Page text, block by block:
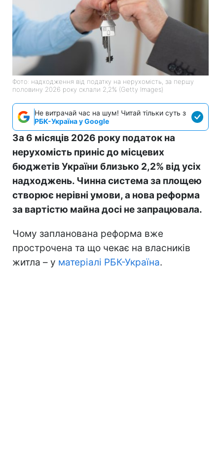
Фото: надходження від податку на нерухомість, за першу
половину 2026 року склали 2,2% (Getty Images)
Не витрачай час на шум! Читай тільки суть з
РБК-Україна у Google
За 6 місяців 2026 року податок на
нерухомість приніс до місцевих
бюджетів України близько 2,2% від усіх
надходжень. Чинна система за площею
створює нерівні умови, а нова реформа
за вартістю майна досі не запрацювала.
Чому запланована реформа вже
прострочена та що чекає на власників
житла – у матеріалі РБК-Україна.